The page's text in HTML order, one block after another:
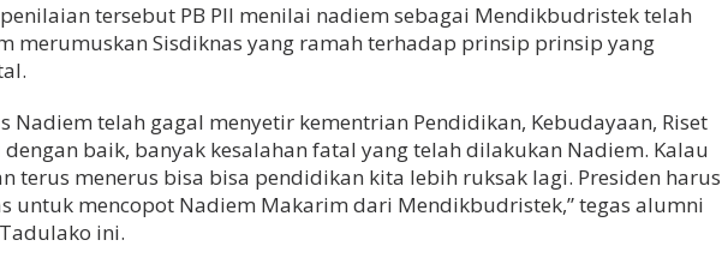
tersebut PB PII menilai nadiem sebagai Mendikbudristek telah
merumuskan Sisdiknas yang ramah terhadap prinsip prinsip yang
Nadiem telah gagal menyetir kementrian Pendidikan, Kebudayaan, Riset
baik, banyak kesalahan fatal yang telah dilakukan Nadiem. Kalau
terus menerus bisa bisa pendidikan kita lebih ruksak lagi. Presiden harus
untuk mencopot Nadiem Makarim dari Mendikbudristek,” tegas alumni
ini.